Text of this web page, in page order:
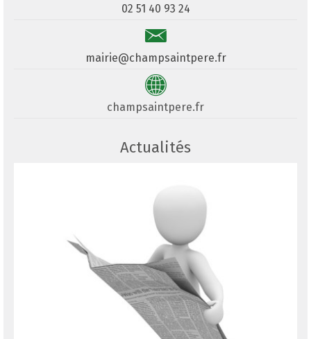
02 51 40 93 24
mairie@champsaintpere.fr
champsaintpere.fr
Actualités